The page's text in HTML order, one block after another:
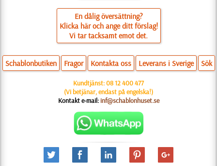
En dålig översättning?
Klicka här och ange ditt förslag!
Vi tar tacksamt emot det.
Schablonbutiken Fragor Kontakta oss Leverans i Sverige Sök
Kundtjänst:08 12 400 477
(Vi betjänar, endast på engelska!)
Kontakt e-mail: inf@schablonhuset.se